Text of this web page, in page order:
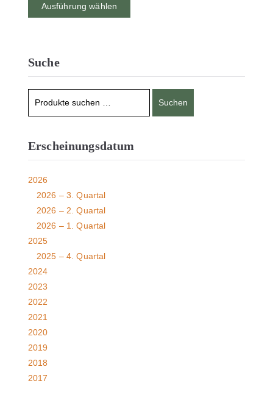
Ausführung wählen
Suche
Suchen
Erscheinungsdatum
2026
2026 – 3. Quartal
2026 – 2. Quartal
2026 – 1. Quartal
2025
2025 – 4. Quartal
2024
2023
2022
2021
2020
2019
2018
2017